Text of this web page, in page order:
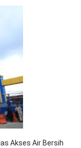
Akses Air Bersih